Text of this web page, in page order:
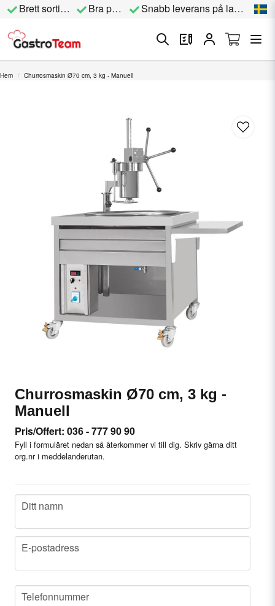
Brett sortiment Bra priser Snabb leverans på lagervara
Hem Churrosmaskin Ø70 cm, 3 kg - Manuell
Churrosmaskin Ø70 cm, 3 kg -
Manuell
Pris/Offert: 036 - 777 90 90
Fyll i formuläret nedan så återkommer vi till dig. Skriv gärna ditt
org.nr i meddelanderutan.
name
Ditt namn
email
E-postadress
phone
Telefonnummer